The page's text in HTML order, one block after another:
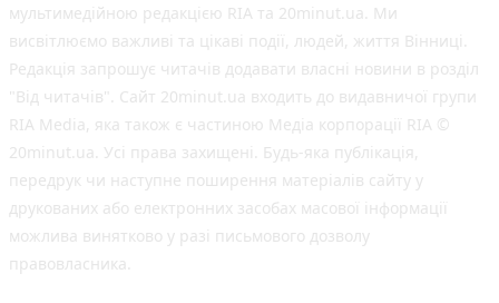
мультимедійною редакцією RIA та 20minut.ua. Ми
висвітлюємо важливі та цікаві події, людей, життя Вінниці.
Редакція запрошує читачів додавати власні новини в розділ
"Від читачів". Сайт 20minut.ua входить до видавничої групи
RIA Media, яка також є частиною Медіа корпорації RIA ©
20minut.ua. Усі права захищені. Будь-яка публiкацiя,
передрук чи наступне поширення матеріалів сайту у
друкованих або електронних засобах масової інформації
можлива винятково у разі письмового дозволу
правовласника.